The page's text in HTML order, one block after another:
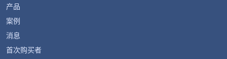
产品
案例
消息
首次购买者